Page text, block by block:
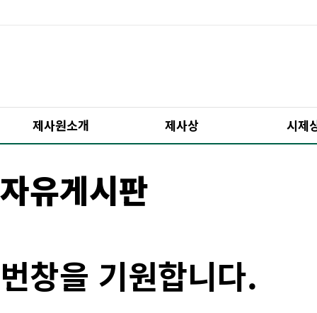
제사원소개 제사상 시제
자유게시판
번창을 기원합니다.